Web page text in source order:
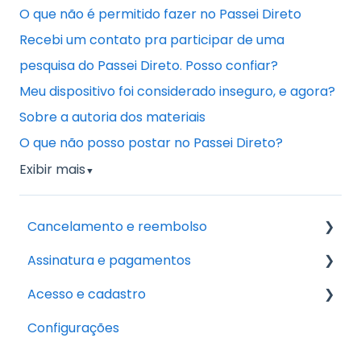
O que não é permitido fazer no Passei Direto
Recebi um contato pra participar de uma
pesquisa do Passei Direto. Posso confiar?
Meu dispositivo foi considerado inseguro, e agora?
Sobre a autoria dos materiais
O que não posso postar no Passei Direto?
Exibir mais▼
Cancelamento e reembolso
Cancelamento
Reembolso
Assinatura e pagamentos
Assinatura Premium
Pagamento
Acesso e cadastro
Dificuldade de acesso
Configurações